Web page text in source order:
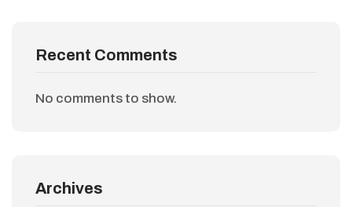
Recent Comments
No comments to show.
Archives